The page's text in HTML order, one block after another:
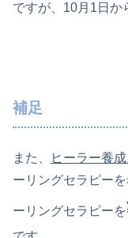
ですが、10月1日か
補足
また、 ヒーラー養
ーリングセラピー
ーリングセラピーを